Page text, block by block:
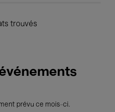
trouvés
prévu ce mois-ci.